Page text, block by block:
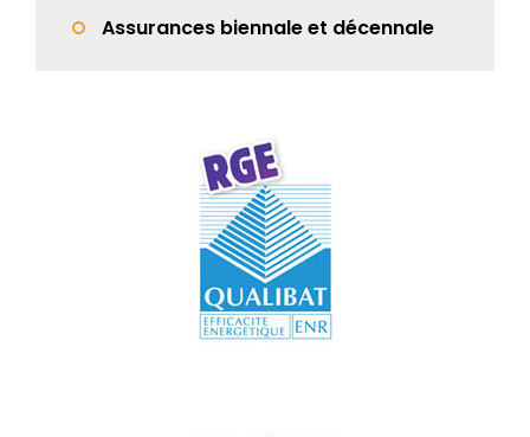
Assurances biennale et décennale